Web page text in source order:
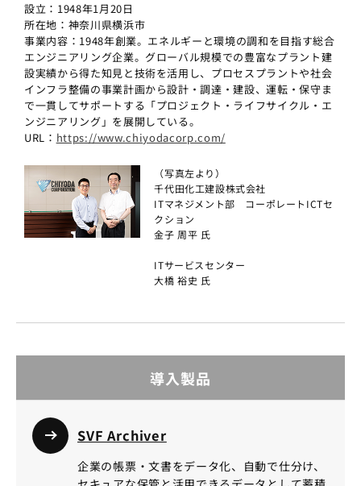
設立：1948年1月20日
所在地：神奈川県横浜市
事業内容：1948年創業。エネルギーと環境の調和を目指す総合
エンジニアリング企業。グローバル規模での豊富なプラント建
設実績から得た知見と技術を活用し、プロセスプラントや社会
インフラ整備の事業計画から設計・調達・建設、運転・保守ま
で一貫してサポートする「プロジェクト・ライフサイクル・エ
ンジニアリング」を展開している。
URL： https://www.chiyodacorp.com/
（写真左より）
千代田化工建設株式会社
ITマネジメント部 コーポレートICTセ
クション
金子 周平 氏
ITサービスセンター
大橋 裕史 氏
導入製品
SVF Archiver
企業の帳票・文書をデータ化、自動で仕分け、